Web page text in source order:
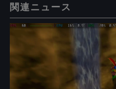
関連ニュース